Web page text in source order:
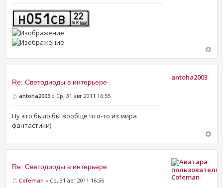
Re: Светодиоды в интерьере
antoha2003 » Ср, 31 авг 2011 16:55
Ну это было бы вообще что-то из мира
фантастики)
antoha2003
Re: Светодиоды в интерьере
Cofeman » Ср, 31 авг 2011 16:56 Cofeman